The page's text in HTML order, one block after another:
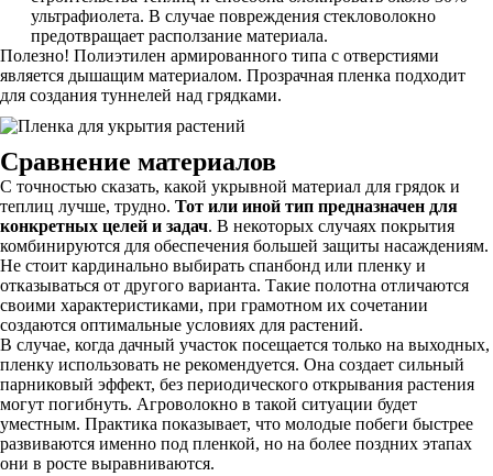
ультрафиолета. В случае повреждения стекловолокно
предотвращает расползание материала.
Полезно! Полиэтилен армированного типа с отверстиями
является дышащим материалом. Прозрачная пленка подходит
для создания туннелей над грядками.
Сравнение материалов
С точностью сказать, какой укрывной материал для грядок и
теплиц лучше, трудно. Тот или иной тип предназначен для
конкретных целей и задач. В некоторых случаях покрытия
комбинируются для обеспечения большей защиты насаждениям.
Не стоит кардинально выбирать спанбонд или пленку и
отказываться от другого варианта. Такие полотна отличаются
своими характеристиками, при грамотном их сочетании
создаются оптимальные условиях для растений.
В случае, когда дачный участок посещается только на выходных,
пленку использовать не рекомендуется. Она создает сильный
парниковый эффект, без периодического открывания растения
могут погибнуть. Агроволокно в такой ситуации будет
уместным. Практика показывает, что молодые побеги быстрее
развиваются именно под пленкой, но на более поздних этапах
они в росте выравниваются.